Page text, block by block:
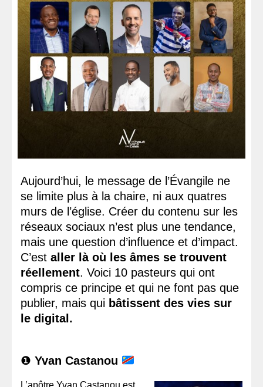
Aujourd’hui, le message de l’Évangile ne
se limite plus à la chaire, ni aux quatres
murs de l’église. Créer du contenu sur les
réseaux sociaux n’est plus une tendance,
mais une question d’influence et d’impact.
C’est aller là où les âmes se trouvent
réellement. Voici 10 pasteurs qui ont
compris ce principe et qui ne font pas que
publier, mais qui bâtissent des vies sur
le digital.
❶ Yvan Castanou
L’apôtre Yvan Castanou est